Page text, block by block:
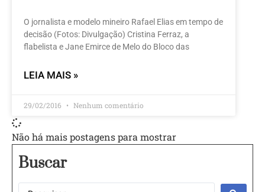
O jornalista e modelo mineiro Rafael Elias em tempo de
decisão (Fotos: Divulgação) Cristina Ferraz, a
flabelista e Jane Emirce de Melo do Bloco das
LEIA MAIS »
29/02/2016 Nenhum comentário
Não há mais postagens para mostrar
Buscar